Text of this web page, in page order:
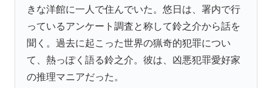
きな洋館に一人で住んでいた。悠日は、署内で行
っているアンケート調査と称して鈴之介から話を
聞く。過去に起こった世界の猟奇的犯罪につい
て、熱っぽく語る鈴之介。彼は、凶悪犯罪愛好家
の推理マニアだった。